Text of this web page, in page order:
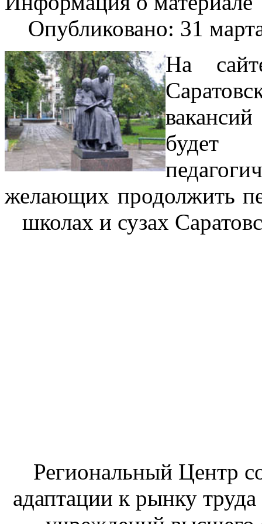
Опубликовано: 31
На
будет
желающих продолжить
школах и сузах
Региональный Центр
адаптации к рынку